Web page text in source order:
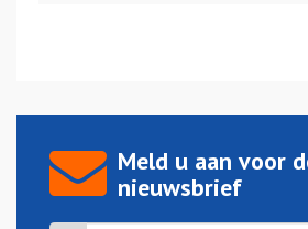
Meld u aan voor
nieuwsbrief